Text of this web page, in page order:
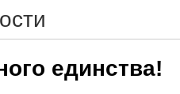
единства!